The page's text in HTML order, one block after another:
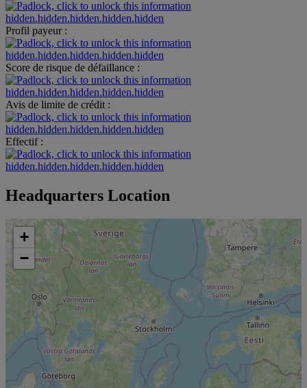
hidden.hidden.hidden.hidden.hidden
Profil payeur :
hidden.hidden.hidden.hidden.hidden
Score de risque de défaillance :
hidden.hidden.hidden.hidden.hidden
Avis de limite de crédit :
hidden.hidden.hidden.hidden.hidden
Effectif :
hidden.hidden.hidden.hidden.hidden
Headquarters Location
+
−